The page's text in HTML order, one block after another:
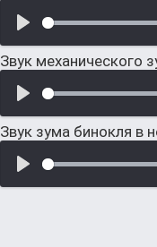
Звук механического
Звук зума бинокля в